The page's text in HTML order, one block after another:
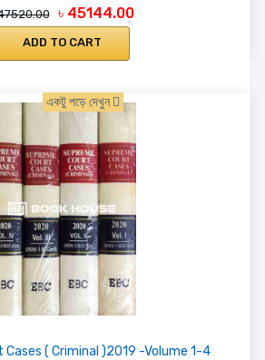
৳ 45144.00
ADD TO CART
একটু পড়ে দেখুন
Cases ( Criminal )2019 -Volume 1-4